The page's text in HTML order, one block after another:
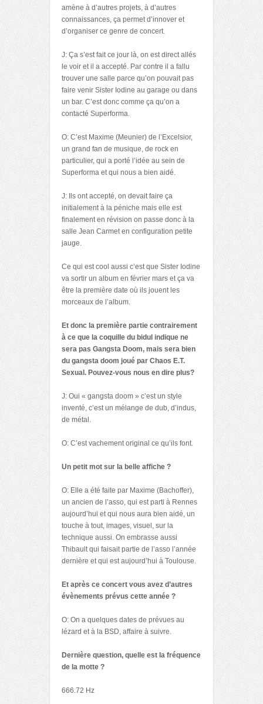
amène à d’autres projets, à d’autres
connaissances, ça permet d’innover et
d’organiser ce genre de concert.
J: Ça s’est fait ce jour là, on est direct allés
le voir et il a accepté. Par contre il a fallu
trouver une salle parce qu’on pouvait pas
faire venir Sister Iodine au garage ou dans
un bar. C’est donc comme ça qu’on a
contacté Superforma.
O: C’est Maxime (Meunier) de l’Excelsior,
un grand fan de musique, de rock en
particulier, qui a porté l’idée au sein de
Superforma et qui nous a bien aidé.
J: Ils ont accepté, on devait faire ça
initialement à la péniche mais elle est
finalement en révision on passe donc à la
salle Jean Carmet en configuration petite
jauge.
Ce qui est cool aussi c’est que Sister Iodine
va sortir un album en février mars et ça va
être la première date où ils jouent les
morceaux de l’album.
Et donc la première partie contrairement
à ce que la coquille du bidul indique ne
sera pas Gangsta Doom, mais sera bien
du gangsta doom joué par Chaos E.T.
Sexual. Pouvez-vous nous en dire plus?
J: Oui « gangsta doom » c’est un style
inventé, c’est un mélange de dub, d’indus,
de métal.
O: C’est vachement original ce qu’ils font.
Un petit mot sur la belle affiche ?
O: Elle a été faite par Maxime (Bachoffer),
un ancien de l’asso, qui est parti à Rennes
aujourd’hui et qui nous aura bien aidé, un
touche à tout, images, visuel, sur la
technique aussi. On embrasse aussi
Thibault qui faisait partie de l’asso l’année
dernière et qui est aujourd’hui à Toulouse.
Et après ce concert vous avez d’autres
évènements prévus cette année ?
O: On a quelques dates de prévues au
lézard et à la BSD, affaire à suivre.
Dernière question, quelle est la fréquence
de la motte ?
666.72 Hz